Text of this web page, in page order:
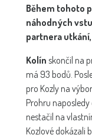
Během tohoto
náhodných
partnera
Kolín skončil na
má 93 bodů.
pro Kozly na
Prohru
nestačil na
Kozlové dokázali